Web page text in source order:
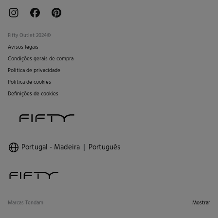
Fifty Outlet 2024©
Avisos legais
Condições gerais de compra
Politica de privacidade
Politica de cookies
Definições de cookies
Portugal - Madeira Português
Marcas Tendam Mostrar